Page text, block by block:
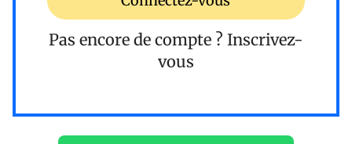
Pas encore de compte ? Inscrivez-
vous